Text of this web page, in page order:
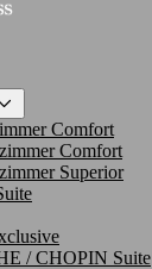
Comfort
Comfort
Superior
/ CHOPIN Suite